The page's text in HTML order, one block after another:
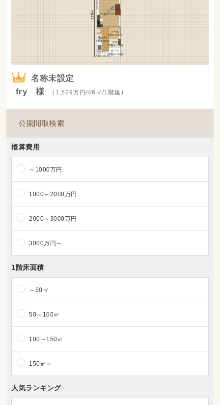
名称未設定
fry 様
（1,529万円/46㎡/1階建）
公開間取検索
概算費用
～1000万円
1000～2000万円
2000～3000万円
3000万円～
1階床面積
～50㎡
50～100㎡
100～150㎡
150㎡～
人気ランキング